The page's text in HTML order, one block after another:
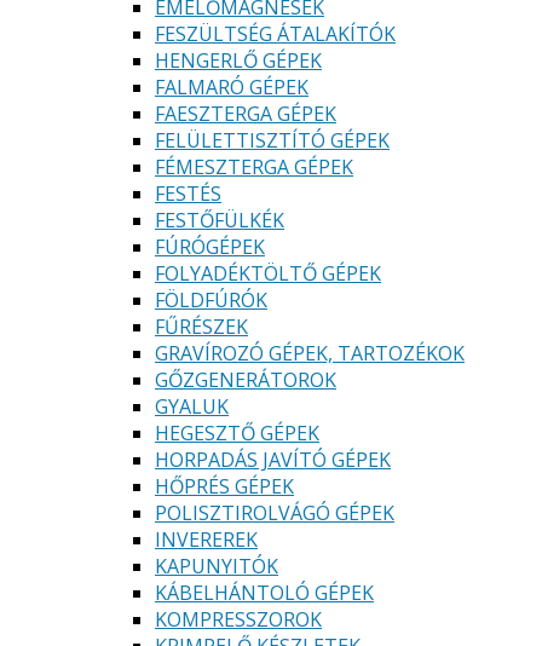
EMELŐMÁGNESEK
FESZÜLTSÉG ÁTALAKÍTÓK
HENGERLŐ GÉPEK
FALMARÓ GÉPEK
FAESZTERGA GÉPEK
FELÜLETTISZTÍTÓ GÉPEK
FÉMESZTERGA GÉPEK
FESTÉS
FESTŐFÜLKÉK
FÚRÓGÉPEK
FOLYADÉKTÖLTŐ GÉPEK
FÖLDFÚRÓK
FŰRÉSZEK
GRAVÍROZÓ GÉPEK, TARTOZÉKOK
GŐZGENERÁTOROK
GYALUK
HEGESZTŐ GÉPEK
HORPADÁS JAVÍTÓ GÉPEK
HŐPRÉS GÉPEK
POLISZTIROLVÁGÓ GÉPEK
INVEREREK
KAPUNYITÓK
KÁBELHÁNTOLÓ GÉPEK
KOMPRESSZOROK